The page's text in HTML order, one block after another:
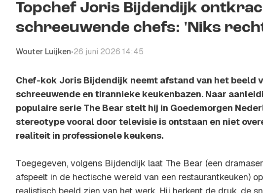
Topchef Joris Bijdendijk
schreeuwende chefs: 'Niks
Wouter Luijken•26 juni 2026 14:45
Chef-kok Joris Bijdendijk neemt afstand van het beeld
schreeuwende en tirannieke keukenbazen. Naar
populaire serie The Bear stelt hij in Goedemorgen
stereotype vooral door televisie is ontstaan en niet
realiteit in professionele keukens.
Toegegeven, volgens Bijdendijk laat The Bear (een
afspeelt in de hectische wereld van een restaurantkeuken)